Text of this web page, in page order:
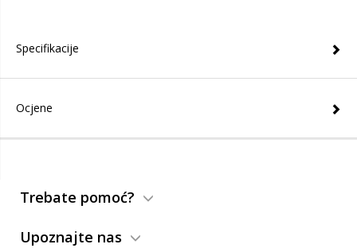
Specifikacije
Ocjene
Trebate pomoć?
Upoznajte nas